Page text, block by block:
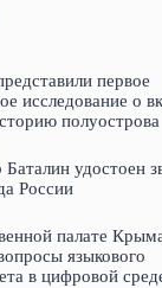
первое
исследование о
полуострова
Баталин удостоен
России
палате
языкового
в цифровой